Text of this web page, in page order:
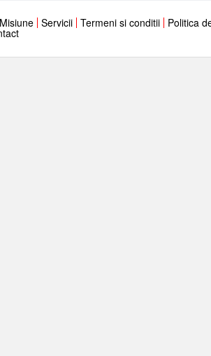
Misiune Servicii Termeni si conditii Politica